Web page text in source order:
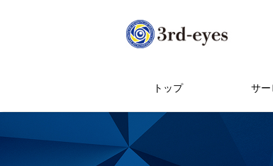
トップ サー